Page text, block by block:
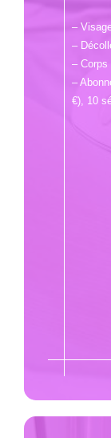
–
–
– Corps
–
€), 10